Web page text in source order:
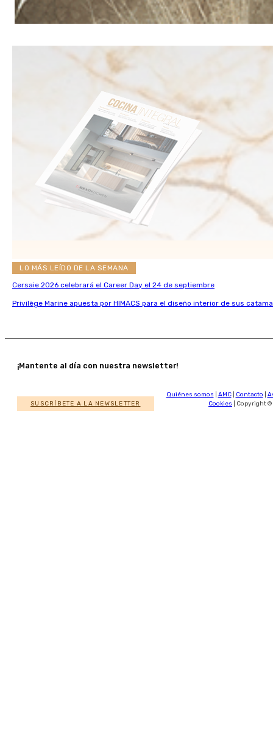
LO MÁS LEÍDO DE LA SEMANA
Cersaie 2026 celebrará el Career Day el 24 de septiembre
Privilège Marine apuesta por HIMACS para el diseño interior de sus
¡Mantente al día con nuestra newsletter!
SUSCRÍBETE A LA NEWSLETTER
Quiénes somos AMC| Contacto
Cookies | Copyright